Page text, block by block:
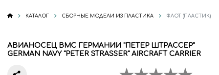
КАТАЛОГ СБОРНЫЕ МОДЕЛИ ИЗ ПЛАСТИКА ФЛОТ (ПЛАСТИК)
АВИАНОСЕЦ ВМС ГЕРМАНИИ "ПЕТЕР ШТРАССЕР"
GERMAN NAVY "PETER STRASSER" AIRCRAFT CARRIER